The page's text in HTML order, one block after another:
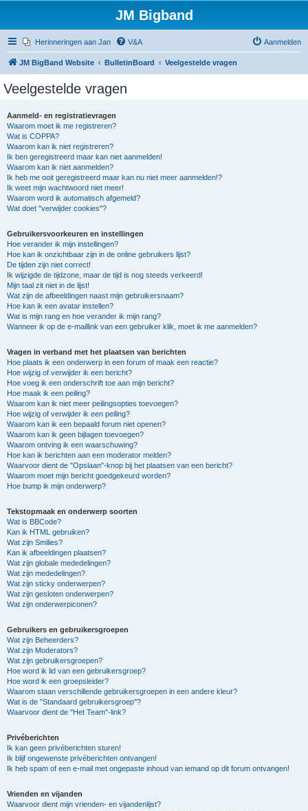
JM Bigband
Herinneringen aan Jan V&A Aanmelden
JM BigBand Website BulletinBoard Veelgestelde vragen
Veelgestelde vragen
Aanmeld- en registratievragen
Waarom moet ik me registreren?
Wat is COPPA?
Waarom kan ik niet registreren?
Ik ben geregistreerd maar kan niet aanmelden!
Waarom kan ik niet aanmelden?
Ik heb me ooit geregistreerd maar kan nu niet meer aanmelden!?
Ik weet mijn wachtwoord niet meer!
Waarom word ik automatisch afgemeld?
Wat doet "verwijder cookies"?
Gebruikersvoorkeuren en instellingen
Hoe verander ik mijn instellingen?
Hoe kan ik onzichtbaar zijn in de online gebruikers lijst?
De tijden zijn niet correct!
Ik wijzigde de tijdzone, maar de tijd is nog steeds verkeerd!
Mijn taal zit niet in de lijst!
Wat zijn de afbeeldingen naast mijn gebruikersnaam?
Hoe kan ik een avatar instellen?
Wat is mijn rang en hoe verander ik mijn rang?
Wanneer ik op de e-maillink van een gebruiker klik, moet ik me aanmelden?
Vragen in verband met het plaatsen van berichten
Hoe plaats ik een onderwerp in een forum of maak een reactie?
Hoe wijzig of verwijder ik een bericht?
Hoe voeg ik een onderschrift toe aan mijn bericht?
Hoe maak ik een peiling?
Waarom kan ik niet meer peilingsopties toevoegen?
Hoe wijzig of verwijder ik een peiling?
Waarom kan ik een bepaald forum niet openen?
Waarom kan ik geen bijlagen toevoegen?
Waarom ontving ik een waarschuwing?
Hoe kan ik berichten aan een moderator melden?
Waarvoor dient de "Opslaan"-knop bij het plaatsen van een bericht?
Waarom moet mijn bericht goedgekeurd worden?
Hoe bump ik mijn onderwerp?
Tekstopmaak en onderwerp soorten
Wat is BBCode?
Kan ik HTML gebruiken?
Wat zijn Smilies?
Kan ik afbeeldingen plaatsen?
Wat zijn globale mededelingen?
Wat zijn mededelingen?
Wat zijn sticky onderwerpen?
Wat zijn gesloten onderwerpen?
Wat zijn onderwerpiconen?
Gebruikers en gebruikersgroepen
Wat zijn Beheerders?
Wat zijn Moderators?
Wat zijn gebruikersgroepen?
Hoe word ik lid van een gebruikersgroep?
Hoe word ik een groepsleider?
Waarom staan verschillende gebruikersgroepen in een andere kleur?
Wat is de "Standaard gebruikersgroep"?
Waarvoor dient de "Het Team"-link?
Privéberichten
Ik kan geen privéberichten sturen!
Ik blijf ongewenste privéberichten ontvangen!
Ik heb spam of een e-mail met ongepaste inhoud van iemand op dit forum ontvangen!
Vrienden en vijanden
Waarvoor dient mijn vrienden- en vijandenlijst?